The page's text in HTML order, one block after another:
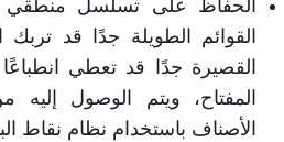
الحفاظ على تسلسل
القوائم الطويلة جدًا قد تربك
القصيرة جدًا قد تعطي
المفتاح، ويتم الوصول إليه
الأصناف باستخدام نظام نقاط